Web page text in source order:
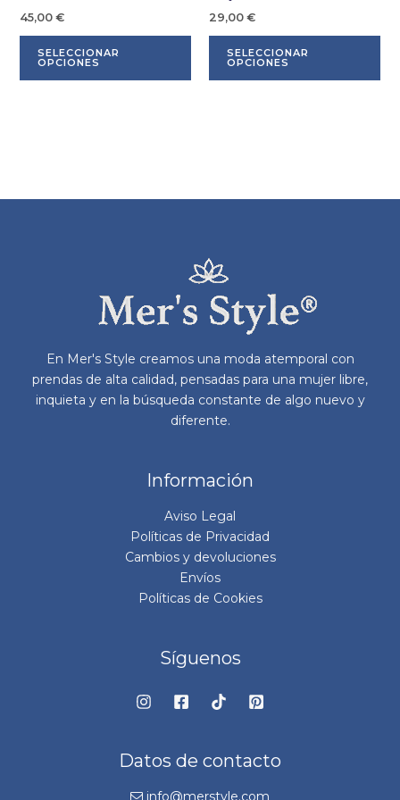
45,00 €
SELECCIONAR
OPCIONES
Este
producto
tiene
pueden
la
página
de
producto
29,00 €
SELECCIONAR
OPCIONES
En Mer's Style creamos una moda atemporal con
prendas de alta calidad, pensadas para una mujer libre,
inquieta y en la búsqueda constante de algo nuevo y
diferente.
Información
Aviso Legal
Políticas de Privacidad
Cambios y devoluciones
Envíos
Políticas de Cookies
Síguenos
Datos de contacto
info@merstyle.com